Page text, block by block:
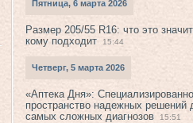
Пятница, 6 марта 2026
Размер 205/55 R16: что это
кому подходит
15:44
Четверг, 5 марта 2026
«Аптека Дня»:
пространство надежных решений
самых сложных диагнозов
15:51